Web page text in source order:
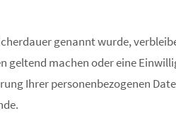
genannt wurde,
machen oder eine
Ihrer personenbezogenen